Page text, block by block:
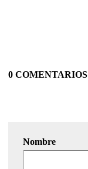
0 COMENTARIOS
Nombre